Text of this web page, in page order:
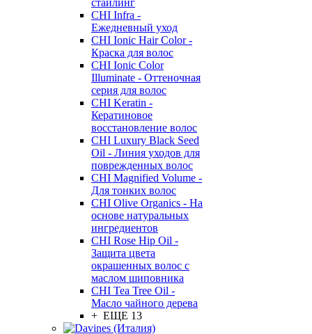
стайлинг
CHI Infra -
Ежедневный уход
CHI Ionic Hair Color -
Краска для волос
CHI Ionic Color
Illuminate - Оттеночная
серия для волос
CHI Keratin -
Кератиновое
восстановление волос
CHI Luxury Black Seed
Oil - Линия уходов для
поврежденных волос
CHI Magnified Volume -
Для тонких волос
CHI Olive Organics - На
основе натуральных
ингредиентов
CHI Rose Hip Oil -
Защита цвета
окрашенных волос с
маслом шиповника
CHI Tea Tree Oil -
Масло чайного дерева
+ ЕЩЕ 13